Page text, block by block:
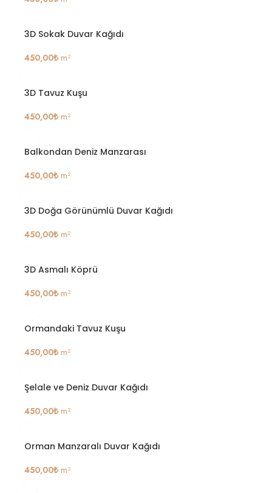
3D Sokak Duvar Kağıdı
450,00₺ m²
3D Tavuz Kuşu
450,00₺ m²
Balkondan Deniz Manzarası
450,00₺ m²
3D Doğa Görünümlü Duvar Kağıdı
450,00₺ m²
3D Asmalı Köprü
450,00₺ m²
Ormandaki Tavuz Kuşu
450,00₺ m²
Şelale ve Deniz Duvar Kağıdı
450,00₺ m²
Orman Manzaralı Duvar Kağıdı
450,00₺ m²